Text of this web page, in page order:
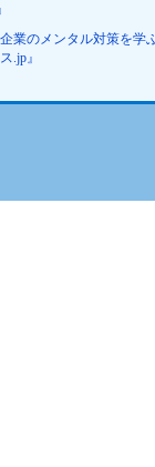
企業のメンタル対策を学
ス.jp』